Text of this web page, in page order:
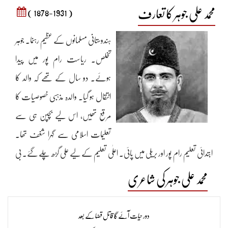
محمد علی جوہر کا تعارف ( 1878-1931 )
ہندوستانی مسلمانوں کے عظیم رہنما۔ جوہر
تخلص۔ ریاست رام پور میں پیدا
ہوئے۔ دو سال کے تھے کہ والد کا
انتقال ہو گیا۔ والدہ مذہبی خصوصیات کا
مرقع تھیں، اس لیے بچپن ہی سے
تعلیمات اسلامی سے گہرا شغف تھا۔
ابتدائی تعلیم رام پور اور بریلی میں پائی۔ اعلٰی تعلیم کے لیے علی گڑھ چلے گئے۔ بی
اے کا امتحان اس شاندار کامیابی سے پاس کیا کہ آلہ آباد یونیورسٹی میں اول
آئے۔ آئی سی ایس کی تکمیل آکسفورڈ یونیورسٹی میں کی۔ واپسی پر رام پور اور بڑودہ
کی ریاستوں میں ملازمت کی مگر جلد ہی ملازمت سے دل بھر گیا۔ اور کلکتہ جا کر
محمد علی جوہر کی شاعری
دور حیات آئے گا قاتل قضا کے بعد